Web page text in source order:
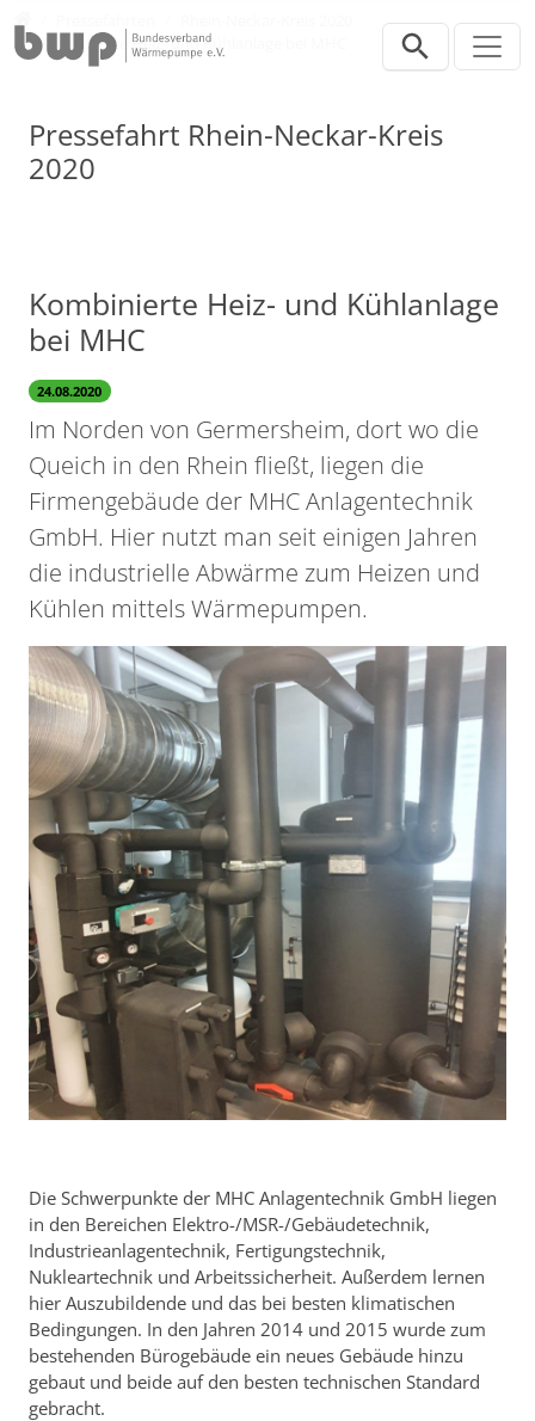
Kombinierte Heiz- und Kühlanlage bei MHC
Pressefahrt Rhein-Neckar-Kreis
2020
Kombinierte Heiz- und Kühlanlage
bei MHC
24.08.2020
Im Norden von Germersheim, dort wo die
Queich in den Rhein fließt, liegen die
Firmengebäude der MHC Anlagentechnik
GmbH. Hier nutzt man seit einigen Jahren
die industrielle Abwärme zum Heizen und
Kühlen mittels Wärmepumpen.
Die Schwerpunkte der MHC Anlagentechnik GmbH liegen
in den Bereichen Elektro-/MSR-/Gebäudetechnik,
Industrieanlagentechnik, Fertigungstechnik,
Nukleartechnik und Arbeitssicherheit. Außerdem lernen
hier Auszubildende und das bei besten klimatischen
Bedingungen. In den Jahren 2014 und 2015 wurde zum
bestehenden Bürogebäude ein neues Gebäude hinzu
gebaut und beide auf den besten technischen Standard
gebracht.